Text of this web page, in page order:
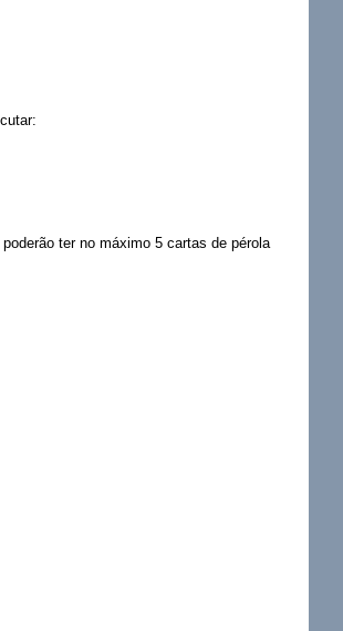
ter no máximo 5 cartas de pérola